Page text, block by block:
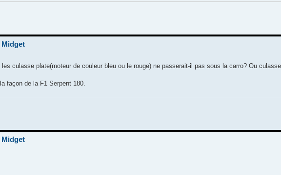
Midget
culasse plate(moteur de couleur bleu ou le rouge) ne passerait-il pas sous la carro? Ou
façon de la F1 Serpent 180.
Midget